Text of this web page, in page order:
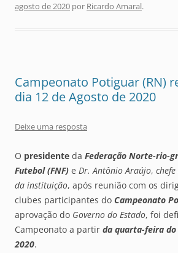
agosto de 2020 por Ricardo Amaral.
Campeonato Potiguar (RN)
dia 12 de Agosto de 2020
Deixe uma resposta
O presidente da Federação Norte-rio-
Futebol (FNF) e Dr. Antônio Araújo,
da instituição, após reunião com os
clubes participantes do Campeonato
aprovação do Governo do Estado, foi
Campeonato a partir da quarta-feira
2020.